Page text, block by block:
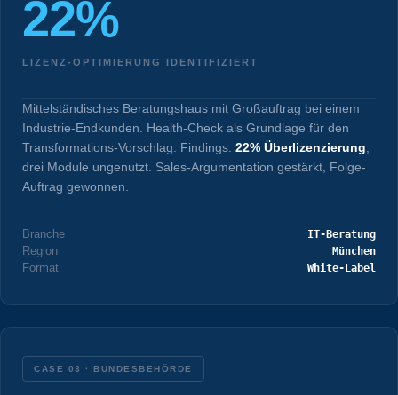
22%
LIZENZ-OPTIMIERUNG IDENTIFIZIERT
Mittelständisches Beratungshaus mit Großauftrag bei einem
Industrie-Endkunden. Health-Check als Grundlage für den
Transformations-Vorschlag. Findings: 22% Überlizenzierung,
drei Module ungenutzt. Sales-Argumentation gestärkt, Folge-
Auftrag gewonnen.
Branche IT-Beratung
Region München
Format White-Label
CASE 03 · BUNDESBEHÖRDE